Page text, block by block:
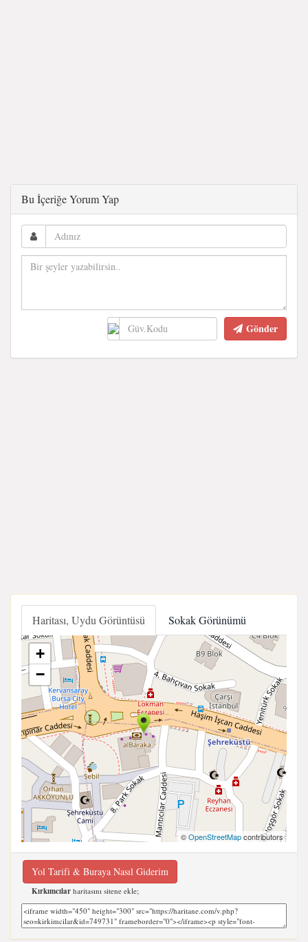
Bu İçeriğe Yorum Yap
Gönder
Haritası, Uydu Görüntüsü Sokak Görünümü
+
−
©OpenStreetMapcontributors
Yol Tarifi & Buraya Nasıl Giderim
Kırkımcılar haritasını sitene ekle;